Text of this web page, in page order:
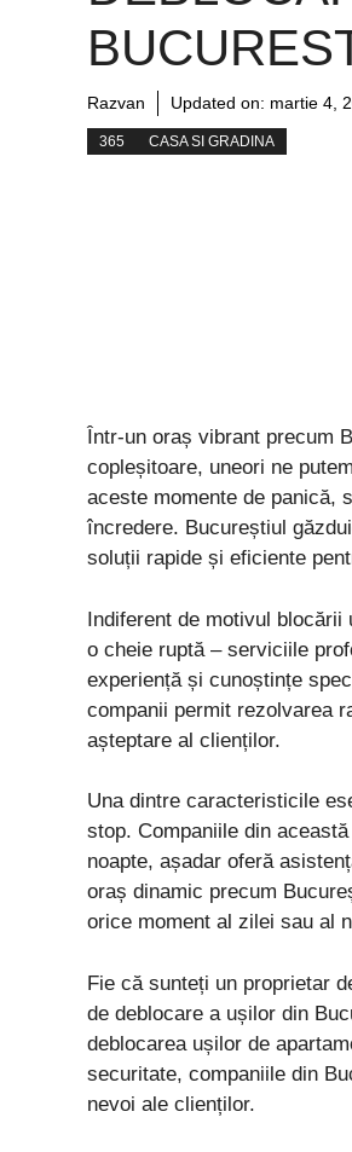
Razvan Updated on: martie 4,
365 CASA SI GRADINA
Într-un oraș vibrant precum
copleșitoare, uneori ne
aceste momente de panică,
încredere. Bucureștiul
soluții rapide și eficiente
Indiferent de motivul
o cheie ruptă – serviciile
experiență și cunoștințe
companii permit rezolvarea
așteptare al clienților.
Una dintre caracteristicile
stop. Companiile din
noapte, așadar oferă
oraș dinamic precum
orice moment al zilei sau al
Fie că sunteți un proprietar
de deblocare a ușilor din
deblocarea ușilor de
securitate, companiile din
nevoi ale clienților.